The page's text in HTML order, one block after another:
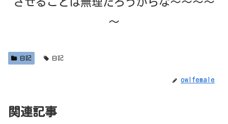
～
日記 日記
owlfemale
関連記事